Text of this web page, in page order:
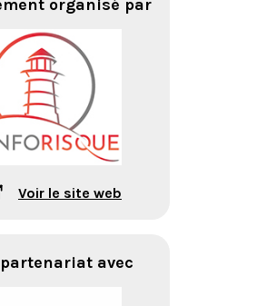
organisé par
Voir le site web
avec